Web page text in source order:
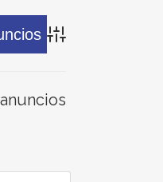
Búsqueda